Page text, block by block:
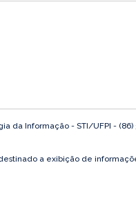
da Informação - STI/UFPI - (86)
a exibição de